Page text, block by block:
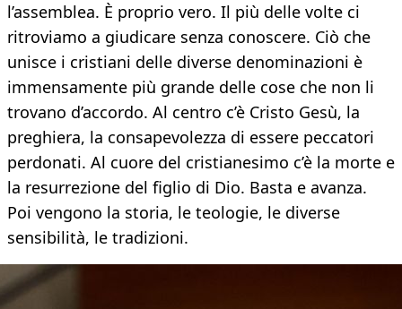
l’assemblea. È proprio vero. Il più delle volte ci
ritroviamo a giudicare senza conoscere. Ciò che
unisce i cristiani delle diverse denominazioni è
immensamente più grande delle cose che non li
trovano d’accordo. Al centro c’è Cristo Gesù, la
preghiera, la consapevolezza di essere peccatori
perdonati. Al cuore del cristianesimo c’è la morte e
la resurrezione del figlio di Dio. Basta e avanza.
Poi vengono la storia, le teologie, le diverse
sensibilità, le tradizioni.